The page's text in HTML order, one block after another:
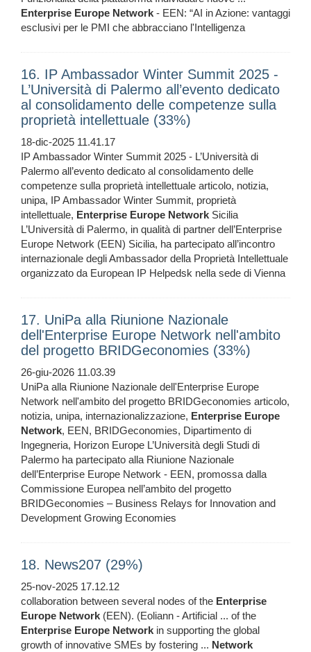
Enterprise Europe Network - EEN: “AI in Azione: vantaggi
esclusivi per le PMI che abbracciano l'Intelligenza
16. IP Ambassador Winter Summit 2025 -
L’Università di Palermo all’evento dedicato
al consolidamento delle competenze sulla
proprietà intellettuale (33%)
18-dic-2025 11.41.17
IP Ambassador Winter Summit 2025 - L’Università di
Palermo all’evento dedicato al consolidamento delle
competenze sulla proprietà intellettuale articolo, notizia,
unipa, IP Ambassador Winter Summit, proprietà
intellettuale, Enterprise Europe Network Sicilia
L’Università di Palermo, in qualità di partner dell’Enterprise
Europe Network (EEN) Sicilia, ha partecipato all’incontro
internazionale degli Ambassador della Proprietà Intellettuale
organizzato da European IP Helpedsk nella sede di Vienna
17. UniPa alla Riunione Nazionale
dell'Enterprise Europe Network nell'ambito
del progetto BRIDGeconomies (33%)
26-giu-2026 11.03.39
UniPa alla Riunione Nazionale dell'Enterprise Europe
Network nell'ambito del progetto BRIDGeconomies articolo,
notizia, unipa, internazionalizzazione, Enterprise Europe
Network, EEN, BRIDGeconomies, Dipartimento di
Ingegneria, Horizon Europe L’Università degli Studi di
Palermo ha partecipato alla Riunione Nazionale
dell’Enterprise Europe Network - EEN, promossa dalla
Commissione Europea nell’ambito del progetto
BRIDGeconomies – Business Relays for Innovation and
Development Growing Economies
18. News207 (29%)
25-nov-2025 17.12.12
collaboration between several nodes of the Enterprise
Europe Network (EEN). (Eoliann - Artificial ... of the
Enterprise Europe Network in supporting the global
growth of innovative SMEs by fostering ... Network